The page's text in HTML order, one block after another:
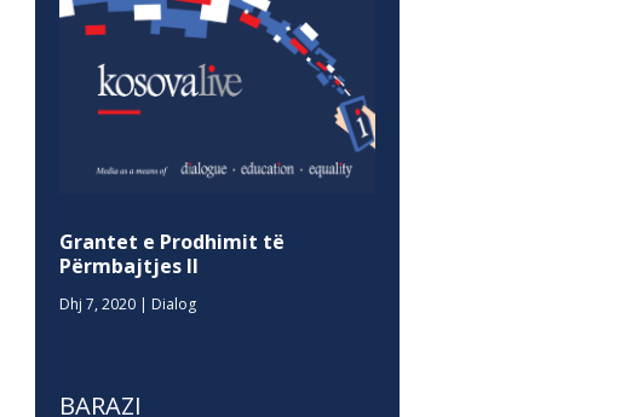
Grantet e Prodhimit të
Përmbajtjes II
Dhj 7, 2020 | Dialog
BARAZI